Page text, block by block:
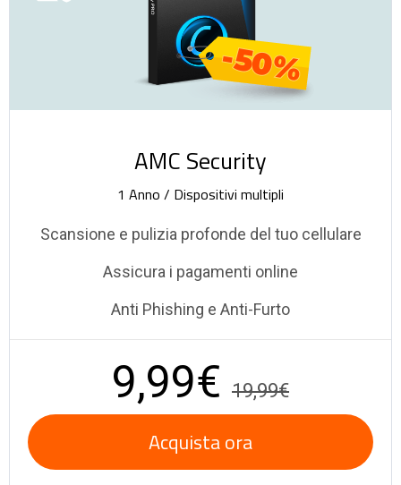
-50%
AMC Security
1 Anno / Dispositivi multipli
Scansione e pulizia profonde del tuo cellulare
Assicura i pagamenti online
Anti Phishing e Anti-Furto
9,99€ 19,99€
Acquista ora